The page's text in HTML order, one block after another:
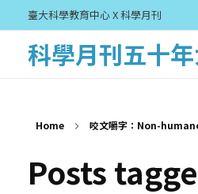
臺大科學教育中心 X 科學月刊
科學月刊五十
Home 咬文嚼字：Non-
Posts